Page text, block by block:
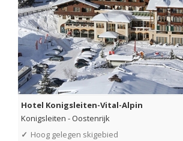
Hotel Konigsleiten-Vital-Alpin
Konigsleiten -Oostenrijk
✓ Hoog gelegen skigebied